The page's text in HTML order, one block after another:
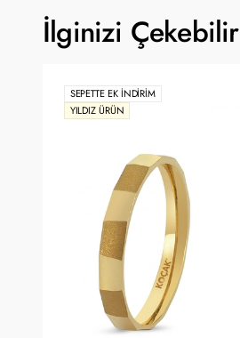
İlginizi Çekebilir
SEPETTE EK İNDIRIM
YILDIZ ÜRÜN